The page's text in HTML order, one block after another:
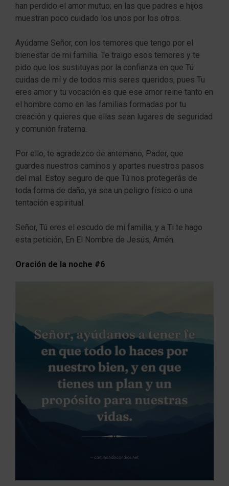
han perdido el amor mutuo; en las que padres e hijos
muestran poco cuidado los unos por los otros.
Ayúdame Señor, con los temores que tengo por el
bienestar de mi familia. Te traigo esos temores y te
pido que los sustituyas por la confianza en que Tú
cuidas de mí y de todos mis seres queridos, pues Tu
eres amor y tu vocación es que ese amor reine tanto en
el hombre como en las familias formadas por tu
creación y quieres que ellas sean lugares de seguridad
y comunión fraterna.
Por ello, te agradezco de antemano, Pader, que
guardes nuestros caminos y apartes nuestros pasos
del mal. Estoy seguro de que Tú nos protegerás de
toda forma de daño, ya sea un peligro físico o una
tentación espiritual.
Señor, Tú eres el escudo de mi familia, y a Ti te hago
esta petición, En El Nombre de Jesús, Amén.
Oración de la noche #6